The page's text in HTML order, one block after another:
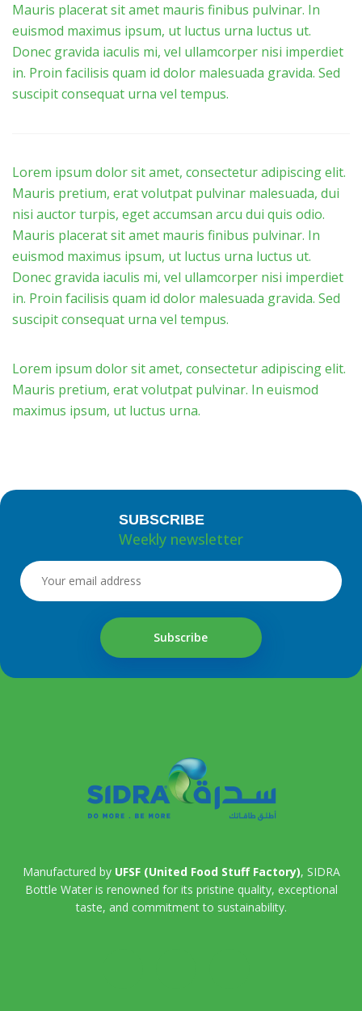
Mauris placerat sit amet mauris finibus pulvinar. In
euismod maximus ipsum, ut luctus urna luctus ut.
Donec gravida iaculis mi, vel ullamcorper nisi imperdiet
in. Proin facilisis quam id dolor malesuada gravida. Sed
suscipit consequat urna vel tempus.
Lorem ipsum dolor sit amet, consectetur adipiscing elit.
Mauris pretium, erat volutpat pulvinar malesuada, dui
nisi auctor turpis, eget accumsan arcu dui quis odio.
Mauris placerat sit amet mauris finibus pulvinar. In
euismod maximus ipsum, ut luctus urna luctus ut.
Donec gravida iaculis mi, vel ullamcorper nisi imperdiet
in. Proin facilisis quam id dolor malesuada gravida. Sed
suscipit consequat urna vel tempus.
Lorem ipsum dolor sit amet, consectetur adipiscing elit.
Mauris pretium, erat volutpat pulvinar. In euismod
maximus ipsum, ut luctus urna.
SUBSCRIBE
Weekly newsletter
Subscribe
Manufactured by UFSF (United Food Stuff Factory), SIDRA
Bottle Water is renowned for its pristine quality, exceptional
taste, and commitment to sustainability.